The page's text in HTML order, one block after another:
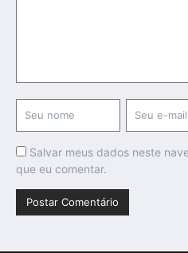
Salvar meus dados neste
que eu comentar.